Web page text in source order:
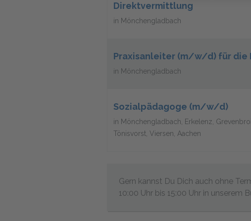
Direktvermittlung
in Mönchengladbach
Praxisanleiter (m/w/d) für die
in Mönchengladbach
Sozialpädagoge (m/w/d)
in Mönchengladbach, Erkelenz,
Tönisvorst, Viersen, Aachen
Gern kannst Du Dich auch ohne
10:00 Uhr bis 15:00 Uhr in unserem